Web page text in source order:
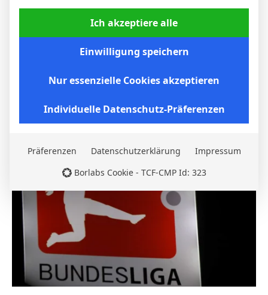
Stuttgart: BVB setzt sich 2:0 durch
Ich akzeptiere alle
Einwilligung speichern
Nur essenzielle Cookies akzeptieren
Individuelle Datenschutz-Präferenzen
Präferenzen Datenschutzerklärung
Impressum
Borlabs Cookie - TCF-CMP Id: 323